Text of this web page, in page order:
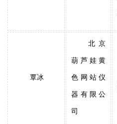
覃冰
北京
葫芦娃黄
色网站仪
器有限公
司